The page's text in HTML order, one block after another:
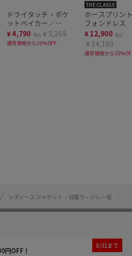
ドライタッチ・ポケ
ットベイカー／
68cm
¥4,790 税込 ￥5,269
通常価格から20%OFF
THE CLASSE
ホースプリン
フォンドレス
¥ 12,900 税込
￥14,190
通常価格から
レディース ジャケット・羽織り・ジレ一覧
円OFF！
8/31まで